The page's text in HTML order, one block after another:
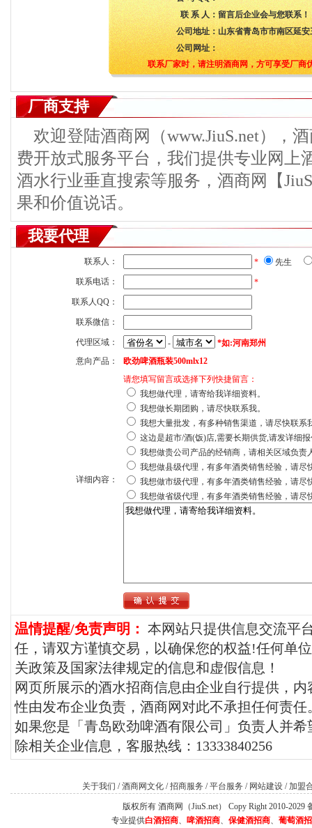
联 系 人：留言后企业会与您联系！
公司地址：山东省青岛市市南区延安
公司网址：
联系厂家时，请注明酒商网，方可享受厂商
厂商支持
欢迎登陆酒商网（www.JiuS.net），
费开放式服务平台，我们提供专业网上
酒水行业垂直搜索等服务，酒商网【
果和价值说话。
我要代理
联系人： *
先生
联系电话：
*
联系人QQ：
联系微信：
代理区域： -
*如:河南郑州
意向产品：
欧劲啤酒瓶装500mlx12
详细内容：
请您填写留言或选择下列快捷留言：
我想做代理，请寄给我详细资料。
我想做长期团购，请尽快联系我。
我想大量批发，有多种销售渠道，请尽快联系
这边是超市/酒(饭)店,需要长期供货,请发详细
我想做贵公司产品的经销商，请相关区域负责
我想做县级代理，有多年酒类销售经验，请尽
我想做市级代理，有多年酒类销售经验，请尽
我想做省级代理，有多年酒类销售经验，请尽
温情提醒/免责声明： 本网站只提供信息交流平
任，请双方谨慎交易，以确保您的权益!任何单
关政策及国家法律规定的信息和虚假信息！
网页所展示的酒水招商信息由企业自行提供，
性由发布企业负责，酒商网对此不承担任何责任
如果您是「青岛欧劲啤酒有限公司」负责人并
除相关企业信息，客服热线：13333840256
关于我们 /酒商网文化 /招商服务 /平台服务 / 网站建设 /加盟
版权所有 酒商网（JiuS.net） Copy Right 2010-2029
专业提供白酒招商、 啤酒招商、 保健酒招商、 葡萄酒